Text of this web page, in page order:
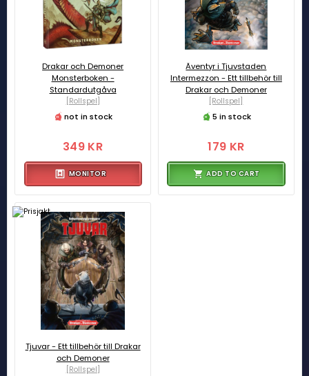
Drakar och Demoner
Monsterboken -
Standardutgåva
[Rollspel]
not in stock
349 KR
MONITOR
Äventyr i Tjuvstaden
Intermezzon - Ett tillbehör till
Drakar och Demoner
[Rollspel]
5 in stock
179 KR
ADD TO CART
Tjuvar - Ett tillbehör till Drakar
och Demoner
[Rollspel]